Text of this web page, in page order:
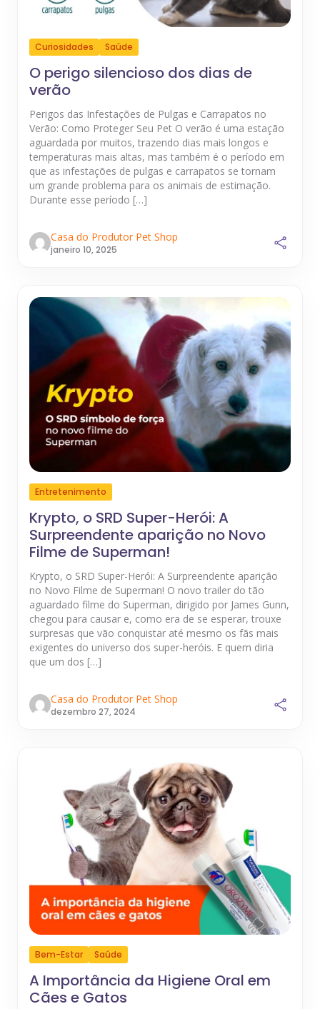
Curiosidades Saúde
O perigo silencioso dos dias de
verão
Perigos das Infestações de Pulgas e Carrapatos no
Verão: Como Proteger Seu Pet O verão é uma estação
aguardada por muitos, trazendo dias mais longos e
temperaturas mais altas, mas também é o período em
que as infestações de pulgas e carrapatos se tornam
um grande problema para os animais de estimação.
Durante esse período […]
Casa do Produtor Pet Shop
janeiro 10, 2025
Entretenimento
Krypto, o SRD Super-Herói: A
Surpreendente aparição no Novo
Filme de Superman!
Krypto, o SRD Super-Herói: A Surpreendente aparição
no Novo Filme de Superman! O novo trailer do tão
aguardado filme do Superman, dirigido por James Gunn,
chegou para causar e, como era de se esperar, trouxe
surpresas que vão conquistar até mesmo os fãs mais
exigentes do universo dos super-heróis. E quem diria
que um dos […]
Casa do Produtor Pet Shop
dezembro 27, 2024
Bem-Estar Saúde
A Importância da Higiene Oral em
Cães e Gatos